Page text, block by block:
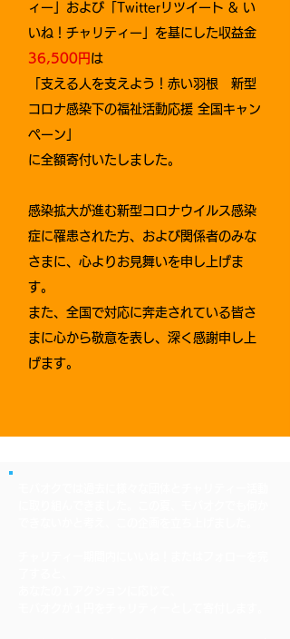
ィー」および 「Twitterリツイート & い
いね！チャリティー」を基にした収益金
36,500円 は
「支える人を支えよう！赤い羽根 新型
コロナ感染下の福祉活動応援 全国キャン
ペーン」
に全額寄付いたしました。
感染拡大が進む新型コロナウイルス感染
症に罹患された方、 および関係者のみな
さまに、心よりお見舞いを申し上げま
す。
また、全国で対応に奔走されている皆さ
まに心から敬意を表し、深く感謝申し上
げます。